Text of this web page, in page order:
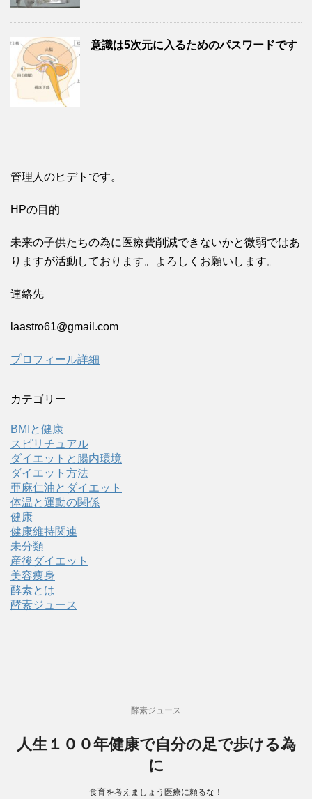
意識は5次元に入るためのパスワードです
管理人のヒデトです。
HPの目的
未来の子供たちの為に医療費削減できないかと微弱ではあ
りますが活動しております。よろしくお願いします。
連絡先
laastro61@gmail.com
プロフィール詳細
カテゴリー
BMIと健康
スピリチュアル
ダイエットと腸内環境
ダイエット方法
亜麻仁油とダイエット
体温と運動の関係
健康
健康維持関連
未分類
産後ダイエット
美容痩身
酵素とは
酵素ジュース
酵素ジュース
人生１００年健康で自分の足で歩ける為
に
食育を考えましょう医療に頼るな！